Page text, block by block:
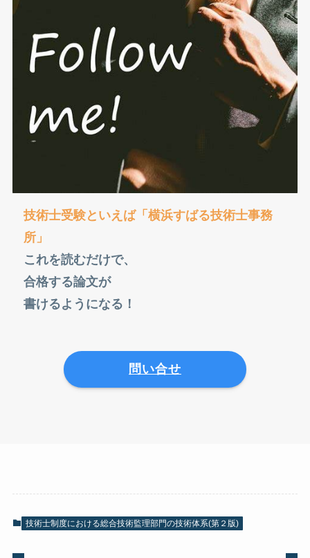
技術士受験といえば「横浜すばる技術士事務
所」
これを読むだけで、
合格する論文が
書けるようになる！
問い合せ
技術士制度における総合技術監理部門の技術体系(第２版)